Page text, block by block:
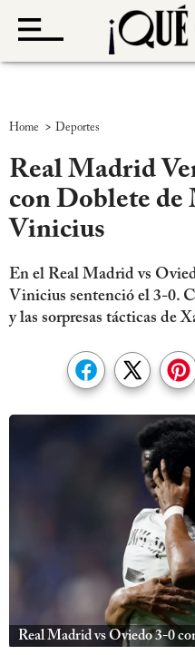
Home > Deportes
Real Madrid
con Doblete de
Vinicius
En el Real Madrid vs
Vinicius sentenció el 3-0.
y las sorpresas tácticas de
Real Madrid vs Oviedo 3-0